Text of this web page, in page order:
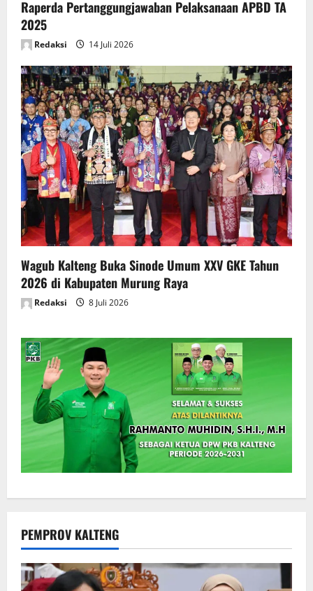
Raperda Pertanggungjawaban Pelaksanaan APBD TA
2025
Redaksi 14 Juli 2026
Wagub Kalteng Buka Sinode Umum XXV GKE Tahun
2026 di Kabupaten Murung Raya
Redaksi 8 Juli 2026
PEMPROV KALTENG